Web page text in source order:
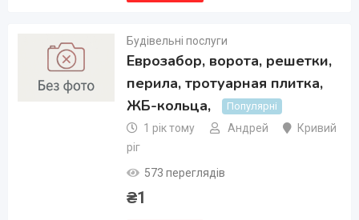
Будівельні послуги
Еврозабор, ворота, решетки,
перила, тротуарная плитка,
ЖБ-кольца,
Популярні
1 рік тому Андрей
Кривий
ріг
573 переглядів
₴1